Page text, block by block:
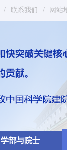
/ 联系我们 / 网站
学部与院士